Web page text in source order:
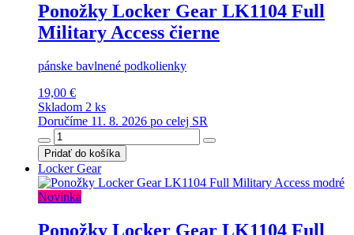
Ponožky Locker Gear LK1104 Full
Military Access čierne
pánske bavlnené podkolienky
19,00 €
Skladom 2 ks
Doručíme 11. 8. 2026 po celej SR
Pridať do košíka
Locker Gear
Novinka
Ponožky Locker Gear LK1104 Full